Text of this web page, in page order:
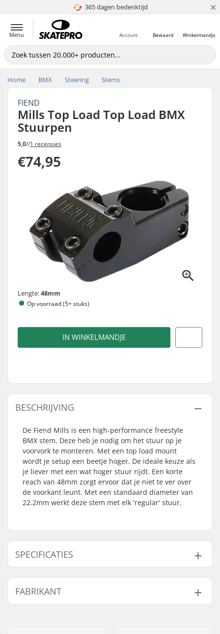
365 dagen bedenktijd
4.8 van 5 ×
Menu Winkelmandje
Bewaard
Account
Home BMX Steering Stems
FIEND
Mills Top Load Top Load BMX
Stuurpen
5,0//1 recensies
€74,95
Lengte:48mm
Op voorraad (5+ stuks)
IN WINKELMANDJE
BESCHRIJVING
De Fiend Mills is een high-performance freestyle
BMX stem. Deze heb je nodig om het stuur op je
voorvork te monteren. Met een top load mount
wordt je setup een beetje hoger. De ideale keuze als
je liever met een wat hoger stuur rijdt. Een korte
reach van 48mm zorgt ervoor dat je niet te ver over
de voorkant leunt. Met een standaard diameter van
22.2mm werkt deze stem met elk 'regular' stuur.
SPECIFICATIES
BMX Discipline:
Freestyle BMX
Stem type/Lengte:
Stem rise:
23mm
FABRIKANT